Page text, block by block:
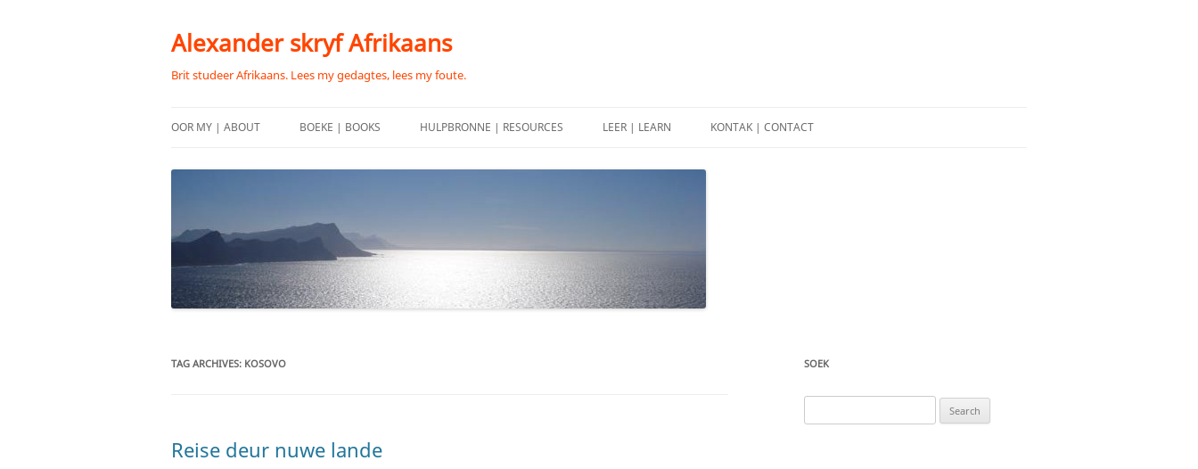
content
Alexander skryf Afrikaans
Brit studeer Afrikaans. Lees my gedagtes, lees my foute.
OOR MY | ABOUT BOEKE | BOOKS HULPBRONNE | RESOURCES LEER | LEARN KONTAK | CONTACT
TAG ARCHIVES: KOSOVO
Reise deur nuwe lande
SOEK
for: